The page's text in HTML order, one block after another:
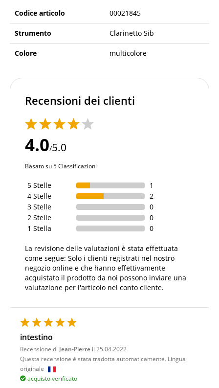
Codice articolo 00021845
Strumento Clarinetto Sib
Colore multicolore
Recensioni dei clienti
4.0/5.0
Basato su 5 Classificazioni
5 Stelle
1
4 Stelle
2
3 Stelle
0
2 Stelle
0
1 Stella
0
La revisione delle valutazioni è stata effettuata
come segue: Solo i clienti registrati nel nostro
negozio online e che hanno effettivamente
acquistato il prodotto da noi possono inviare una
valutazione per l'articolo nel conto cliente.
intestino
Recensione di Jean-Pierre il 25.04.2022
Questa recensione è stata tradotta automaticamente. Lingua
originale
acquisto verificato